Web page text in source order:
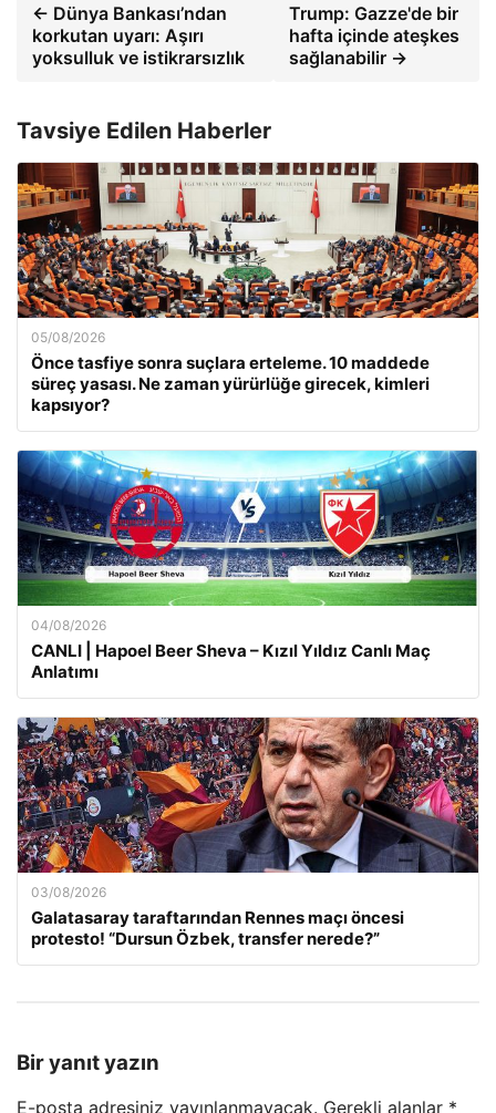
← Dünya Bankası’ndan
korkutan uyarı: Aşırı
yoksulluk ve istikrarsızlık
Trump: Gazze'de bir
hafta içinde ateşkes
sağlanabilir →
Tavsiye Edilen Haberler
05/08/2026
Önce tasfiye sonra suçlara erteleme. 10 maddede
süreç yasası. Ne zaman yürürlüğe girecek, kimleri
kapsıyor?
04/08/2026
CANLI | Hapoel Beer Sheva – Kızıl Yıldız Canlı Maç
Anlatımı
03/08/2026
Galatasaray taraftarından Rennes maçı öncesi
protesto! “Dursun Özbek, transfer nerede?”
Bir yanıt yazın
E-posta adresiniz yayınlanmayacak. Gerekli alanlar *